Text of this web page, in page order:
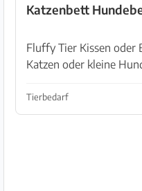
Katzenbett
Fluffy Tier Kissen
Katzen oder kleine
Tierbedarf